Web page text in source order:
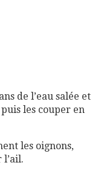
de l’eau salée et
les couper en
les oignons,